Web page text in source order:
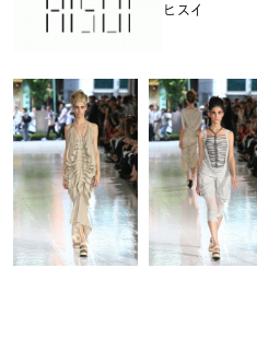
ヒスイ